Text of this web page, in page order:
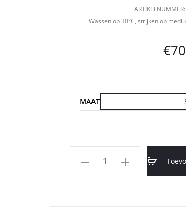
Wassen op 30°C, strijken op
€
MAAT